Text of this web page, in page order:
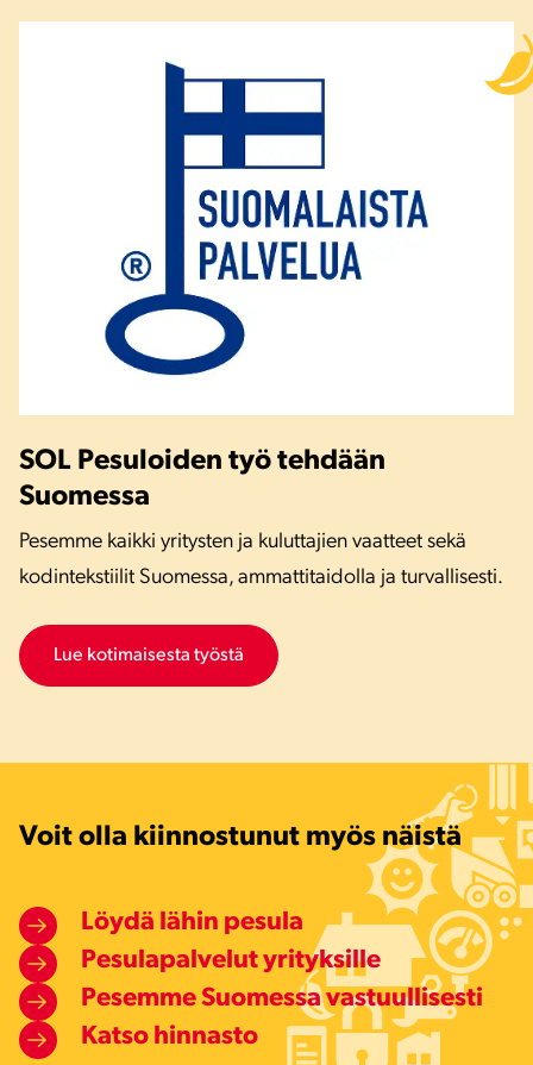
SOL Pesuloiden työ tehdään
Suomessa
Pesemme kaikki yritysten ja kuluttajien vaatteet sekä
kodintekstiilit Suomessa, ammattitaidolla ja turvallisesti.
Lue kotimaisesta työstä
Voit olla kiinnostunut myös näistä
Löydä lähin pesula
Pesulapalvelut yrityksille
Pesemme Suomessa vastuullisesti
Katso hinnasto